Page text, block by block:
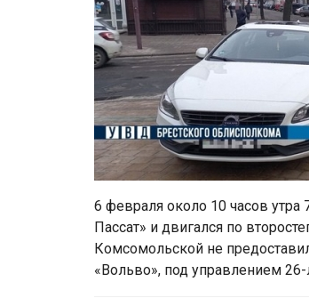
6 февраля около 10 часов
Пассат» и двигался по
Комсомольской не
«Вольво», под управлением